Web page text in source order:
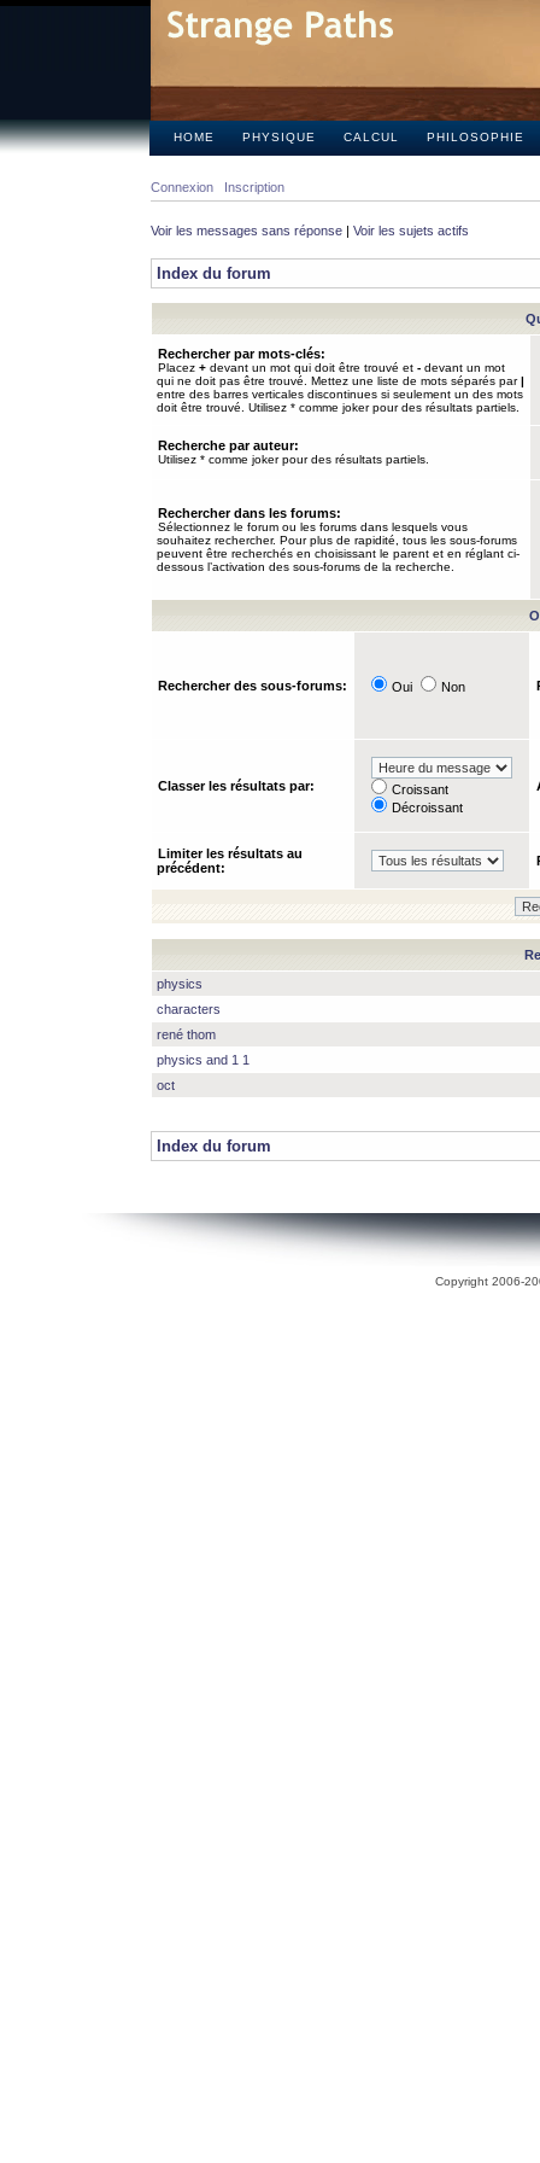
HOME PHYSIQUE CALCUL PHILOSOPHIE
Connexion Inscription
Voir les messages sans réponse | Voir les sujets actifs
Index du forum
Rechercher par mots-clés:
Placez + devant un mot qui doit être trouvé et - devant un mot
qui ne doit pas être trouvé. Mettez une liste de mots séparés par|
entre des barres verticales discontinues si seulement un des mots
doit être trouvé. Utilisez * comme joker pour des résultats partiels.
Recherche par auteur:
Utilisez * comme joker pour des résultats partiels.
Rechercher dans les forums:
Sélectionnez le forum ou les forums dans lesquels vous
souhaitez rechercher. Pour plus de rapidité, tous les sous-forums
peuvent être recherchés en choisissant le parent et en réglant ci-
dessous l’activation des sous-forums de la recherche.
Rechercher des sous-forums: Oui Non
Classer les résultats par:
Croissant
Décroissant
Limiter les résultats au
précédent:
physics
characters
rené thom
physics and 1 1
oct
Index du forum
Copyright 2006-